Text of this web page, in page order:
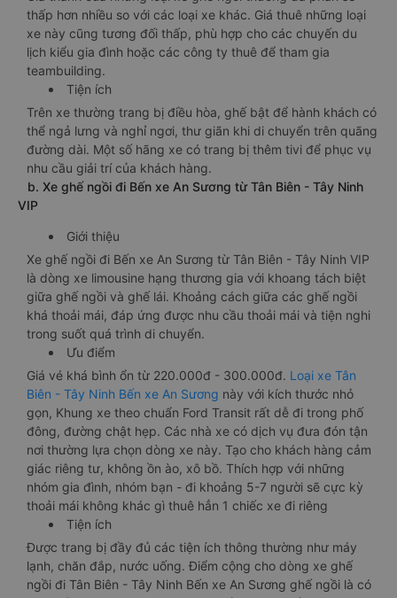
thấp hơn nhiều so với các loại xe khác. Giá thuê những loại
xe này cũng tương đối thấp, phù hợp cho các chuyến du
lịch kiểu gia đình hoặc các công ty thuê để tham gia
teambuilding.
Tiện ích
Trên xe thường trang bị điều hòa, ghế bật để hành khách có
thể ngả lưng và nghỉ ngơi, thư giãn khi di chuyển trên quãng
đường dài. Một số hãng xe có trang bị thêm tivi để phục vụ
nhu cầu giải trí của khách hàng.
b. Xe ghế ngồi đi Bến xe An Sương từ Tân Biên - Tây Ninh
VIP
Giới thiệu
Xe ghế ngồi đi Bến xe An Sương từ Tân Biên - Tây Ninh VIP
là dòng xe limousine hạng thương gia với khoang tách biệt
giữa ghế ngồi và ghế lái. Khoảng cách giữa các ghế ngồi
khá thoải mái, đáp ứng được nhu cầu thoải mái và tiện nghi
trong suốt quá trình di chuyển.
Ưu điểm
Giá vé khá bình ổn từ 220.000đ - 300.000đ. Loại xe Tân
Biên - Tây Ninh Bến xe An Sương này với kích thước nhỏ
gọn, Khung xe theo chuẩn Ford Transit rất dễ đi trong phố
đông, đường chật hẹp. Các nhà xe có dịch vụ đưa đón tận
nơi thường lựa chọn dòng xe này. Tạo cho khách hàng cảm
giác riêng tư, không ồn ào, xô bồ. Thích hợp với những
nhóm gia đình, nhóm bạn - đi khoảng 5-7 người sẽ cực kỳ
thoải mái không khác gì thuê hẳn 1 chiếc xe đi riêng
Tiện ích
Được trang bị đầy đủ các tiện ích thông thường như máy
lạnh, chăn đắp, nước uống. Điểm cộng cho dòng xe ghế
ngồi đi Tân Biên - Tây Ninh Bến xe An Sương ghế ngồi là có